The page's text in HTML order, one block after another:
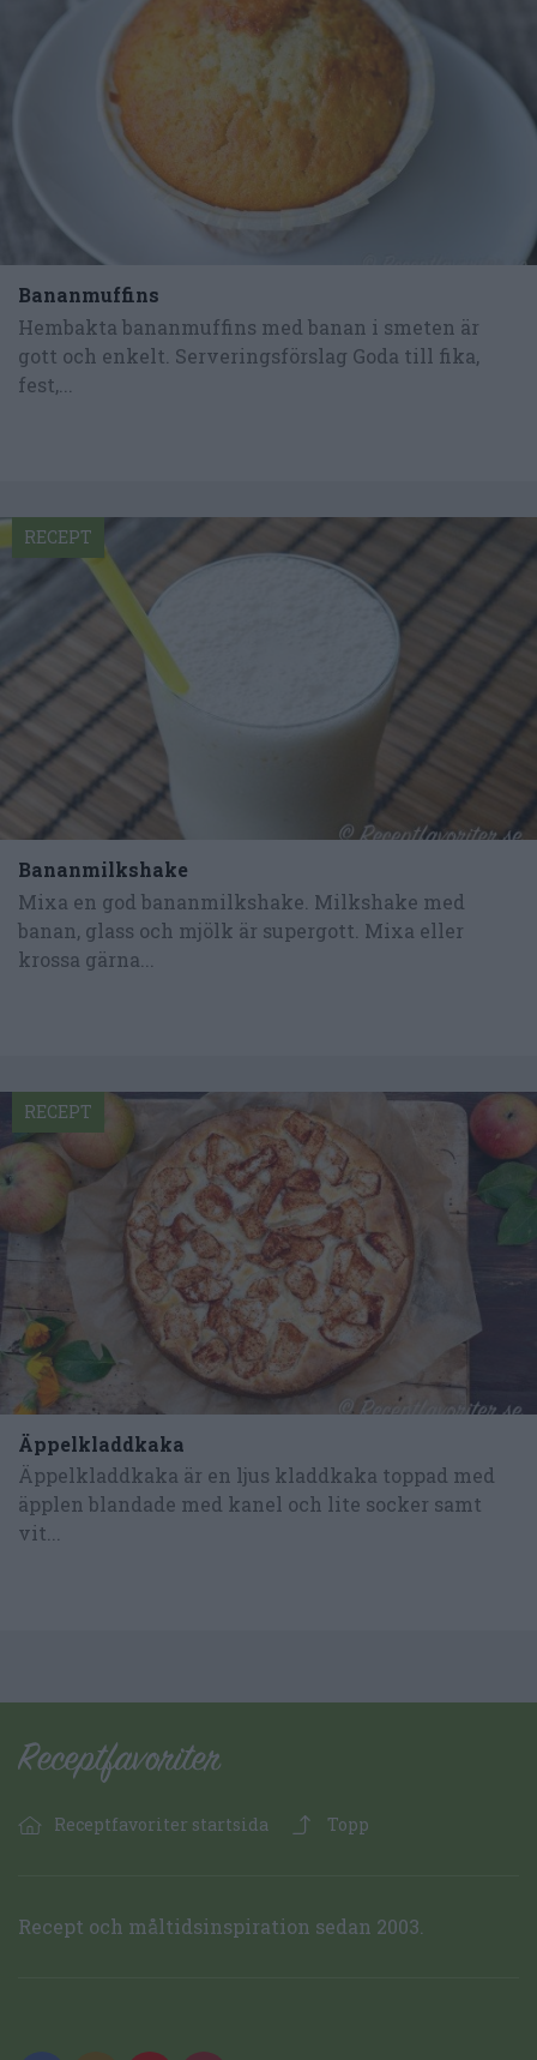
Bananmuffins
Hembakta bananmuffins med banan i smeten är
gott och enkelt. Serveringsförslag Goda till fika,
fest,...
Bananmilkshake
Mixa en god bananmilkshake. Milkshake med
banan, glass och mjölk är supergott. Mixa eller
krossa gärna...
RECEPT
Äppelkladdkaka
Äppelkladdkaka är en ljus kladdkaka toppad med
äpplen blandade med kanel och lite socker samt
vit...
RECEPT
Receptfavoriter startsida Topp
Recept och måltidsinspiration sedan 2003.